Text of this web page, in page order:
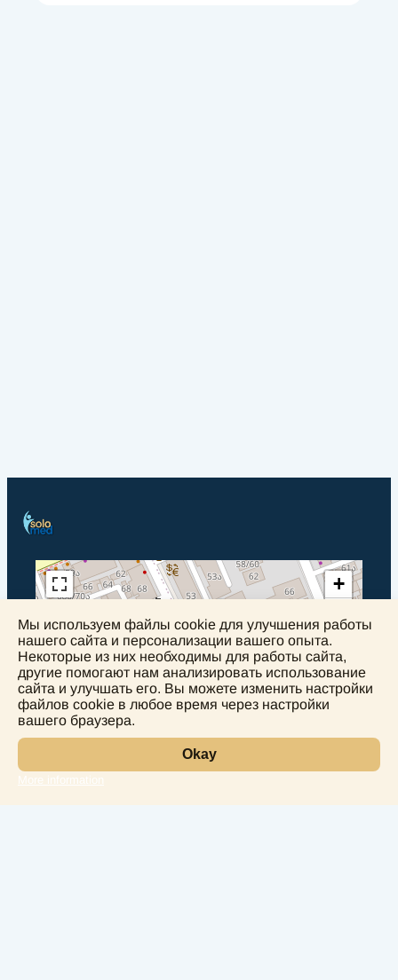
+
Мы используем файлы cookie для улучшения работы
нашего сайта и персонализации вашего опыта.
Некоторые из них необходимы для работы сайта,
другие помогают нам анализировать использование
сайта и улучшать его. Вы можете изменить настройки
файлов cookie в любое время через настройки
вашего браузера.
Okay
More information